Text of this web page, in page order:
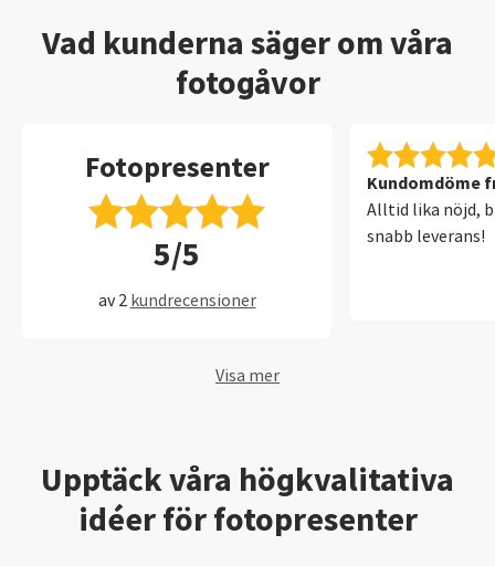
Vad kunderna säger om våra
fotogåvor
Fotopresenter
5/5
av 2 kundrecensioner
Kundomdöme
Alltid lika nöjd,
snabb leverans!
Visa mer
Upptäck våra högkvalitativa
idéer för fotopresenter